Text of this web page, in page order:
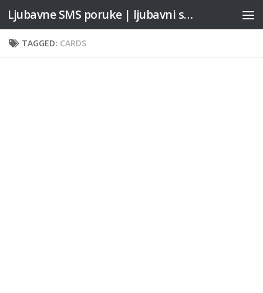
Skip to content Ljubavne SMS poruke | ljubavni stihovi
TAGGED: CARDS